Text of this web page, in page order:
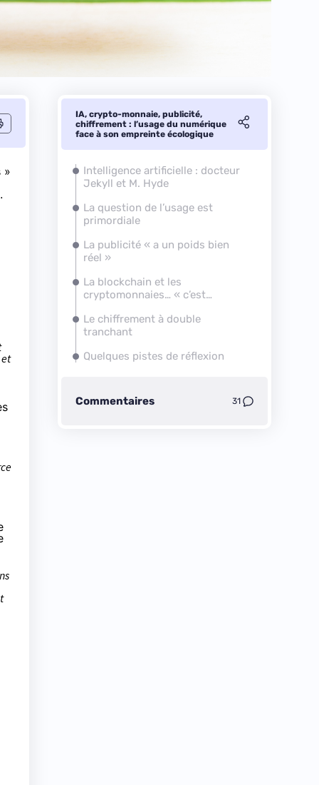
»
IA, crypto-monnaie, publicité,
chiffrement : l’usage du numérique
face à son empreinte écologique
Intelligence artificielle : docteur
Jekyll et M. Hyde
La question de l’usage est
primordiale
La publicité « a un poids bien
réel »
La blockchain et les
cryptomonnaies… « c’est
Le chiffrement à double
tranchant
Quelques pistes de réflexion
Commentaires 31